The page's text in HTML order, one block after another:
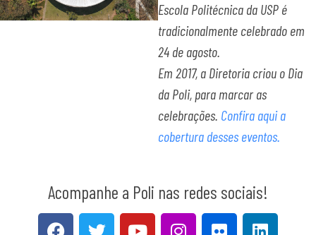
Escola Politécnica da USP é
tradicionalmente celebrado em
24 de agosto.
Em 2017, a Diretoria criou o Dia
da Poli, para marcar as
celebrações. Confira aqui a
cobertura desses eventos.
Acompanhe a Poli nas redes sociais!